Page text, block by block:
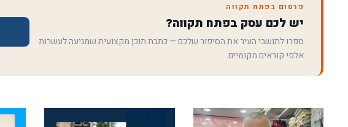
פרסום בפתח תקווה
יש לכם עסק בפתח תקווה?
ספרו לתושבי העיר את הסיפור שלכם — כתבת תוכן מקצועית שמגיעה לעשרות
אלפי קוראים מקומיים.